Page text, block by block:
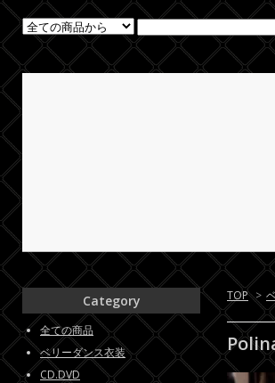
TOP >
Category
全ての商品
ベリーダンス衣装
CD.DVD